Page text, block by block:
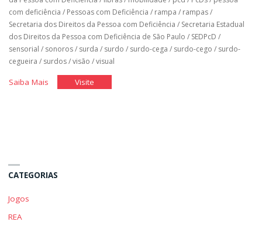
com deficiência / Pessoas com Deficiência / rampa / rampas/
Secretaria dos Direitos da Pessoa com Deficiência / Secretaria Estadual
dos Direitos da Pessoa com Deficiência de São Paulo / SEDPcD /
sensorial / sonoros/ surda / surdo / surdo-cega / surdo-cego / surdo-
cegueira / surdos/visão /visual
Saiba Mais"Cinco
Visite"Cinco
CATEGORIAS
Jogos
REA